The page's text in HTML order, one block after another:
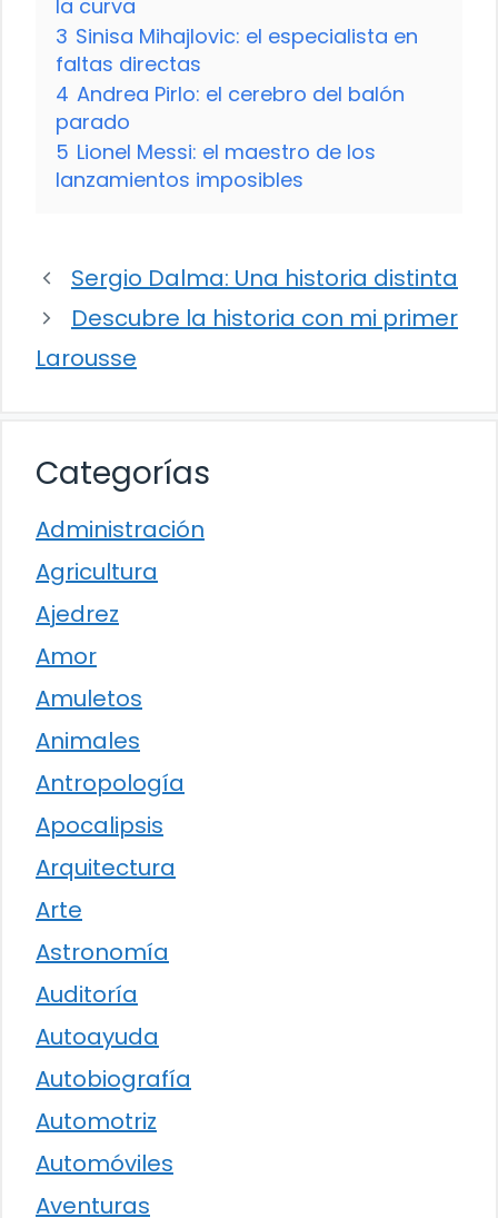
la curva
3 Sinisa Mihajlovic: el especialista en
faltas directas
4 Andrea Pirlo: el cerebro del balón
parado
5 Lionel Messi: el maestro de los
lanzamientos imposibles
Sergio Dalma: Una historia distinta
Descubre la historia con mi primer
Larousse
Categorías
Administración
Agricultura
Ajedrez
Amor
Amuletos
Animales
Antropología
Apocalipsis
Arquitectura
Arte
Astronomía
Auditoría
Autoayuda
Autobiografía
Automotriz
Automóviles
Aventuras